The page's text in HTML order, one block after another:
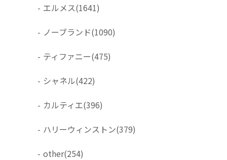
- エルメス(1641)
- ノーブランド(1090)
- ティファニー(475)
- シャネル(422)
- カルティエ(396)
- ハリーウィンストン(379)
- other(254)